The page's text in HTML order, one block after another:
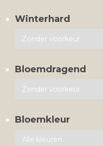
Winterhard
Bloemdragend
Bloemkleur